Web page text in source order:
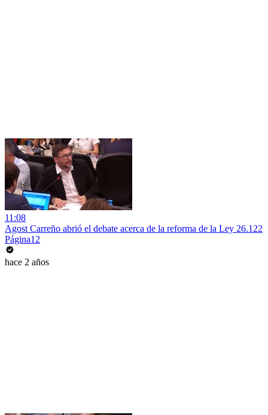
11:08
Agost Carreño abrió el debate acerca de la reforma de la Ley 26.122
Página12
hace 2 años